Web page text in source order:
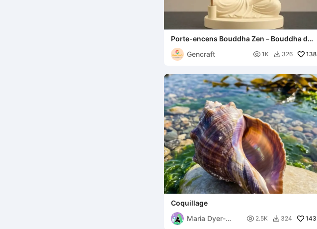
Porte-encens Bouddha Zen – Bouddha de
méditation imprimable en 3D
Gencraft
 1K  326 138
Coquillage
Maria Dyer-
 2.5K  324 143